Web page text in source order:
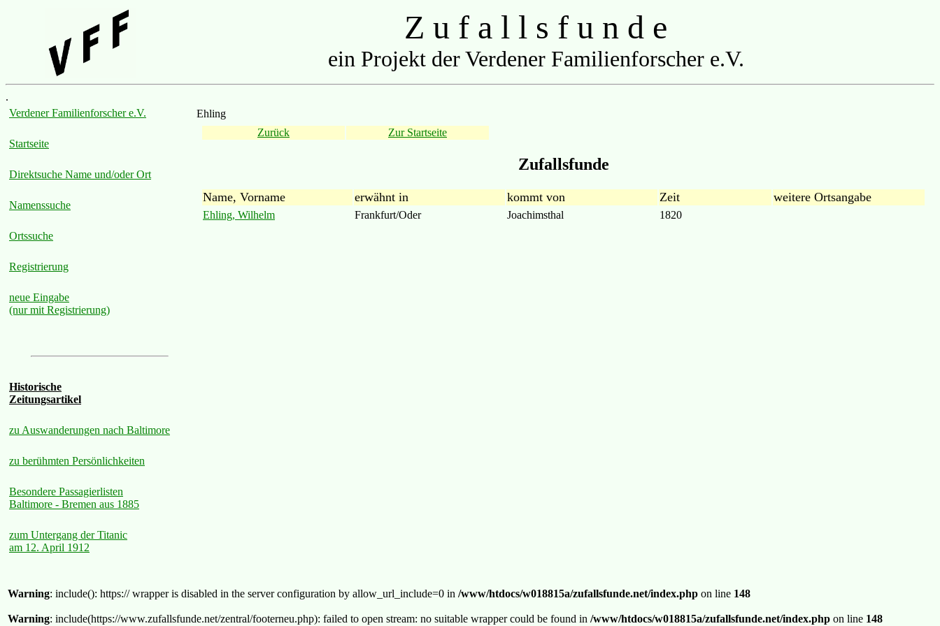
Z u f a l l s f u n d e
ein Projekt der Verdener Familienforscher e.V.
.
Verdener Familienforscher e.V.
Startseite
Direktsuche Name und/oder Ort
Namenssuche
Ortssuche
Registrierung
neue Eingabe
(nur mit Registrierung)
Historische
Zeitungsartikel
zu Auswanderungen nach Baltimore
zu berühmten Persönlichkeiten
Besondere Passagierlisten
Baltimore - Bremen aus 1885
zum Untergang der Titanic
am 12. April 1912
Ehling
Zurück
Zur Startseite
Zufallsfunde
Name, Vorname erwähnt in kommt von Zeit weitere Ortsangabe
Ehling, Wilhelm Frankfurt/Oder Joachimsthal 1820
Warning: include(): https:// wrapper is disabled in the server configuration by allow_url_include=0 in /www/htdocs/w018815a/zufallsfunde.net/index.php on line 148
Warning: include(https://www.zufallsfunde.net/zentral/footerneu.php): failed to open stream: no suitable wrapper could be found in /www/htdocs/w018815a/zufallsfunde.net/index.php on line 148